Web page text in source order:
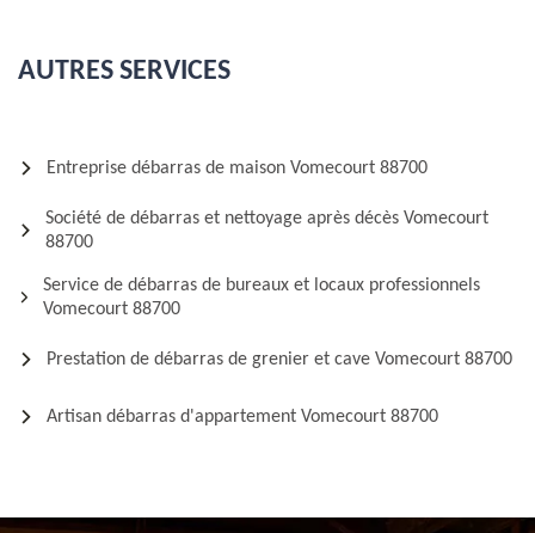
AUTRES SERVICES
Entreprise débarras de maison Vomecourt 88700
Société de débarras et nettoyage après décès Vomecourt
88700
Service de débarras de bureaux et locaux professionnels
Vomecourt 88700
Prestation de débarras de grenier et cave Vomecourt 88700
Artisan débarras d'appartement Vomecourt 88700